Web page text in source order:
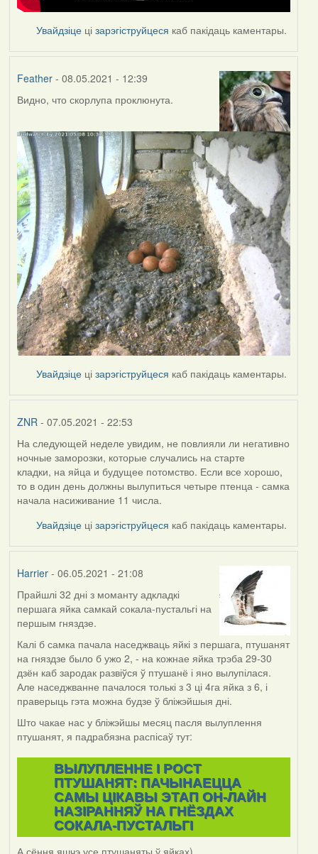
Увайдзіце цізарэгіструйцеся каб пакідаць каментары.
Feather- 08.05.2021 - 12:39
Видно, что скорлупа проклюнута.
Увайдзіце цізарэгіструйцеся каб пакідаць каментары.
ZNR- 07.05.2021 - 22:53
На следующей неделе увидим, не повлияли ли негативно
ночные заморозки, которые случались на старте
кладки, на яйца и будущее потомство. Если все хорошо,
то в один день должны вылупиться четыре птенца - самка
начала насиживание 11 числа.
Увайдзіце цізарэгіструйцеся каб пакідаць каментары.
Harrier- 06.05.2021 - 21:08
Прайшлі 32 дні з моманту адкладкі
першага яйка самкай сокала-пустальгі на
першым гняздзе.
Калі б самка пачала наседжваць яйкі з першага, птушанят
на гняздзе было б ужо 2, - на кожнае яйка трэба 29-30
дзён каб зародак развіўся ў птушанё і яно вылупілася.
Але наседжванне пачалося толькі з 3 ці 4га яйка з 6, і
праверыць гэта можна будзе ў бліжэйшыя дні.
Што чакае нас у бліжэйшы месяц пасля вылуплення
птушанят, я падрабязна распісаў тут:
ВЫЛУПЛЕННЕ I РОСТ
ПТУШАНЯТ: ПАЧЫНАЕЦЦА
САМЫ ЦІКАВЫ ЭТАП ОН-ЛАЙН
НАЗІРАННЯЎ НА ГНЁЗДАХ
СОКАЛА-ПУСТАЛЬГІ